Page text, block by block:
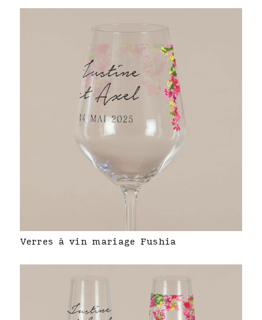
Verres à vin mariage Fushia